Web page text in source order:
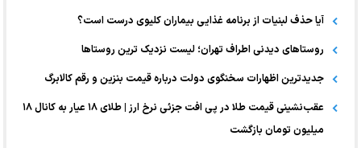
آیا حذف لبنیات از برنامه غذایی بیماران کلیوی درست است؟
روستاهای دیدنی اطراف تهران؛ لیست نزدیک ترین روستاها
جدیدترین اظهارات سخنگوی دولت درباره قیمت بنزین و رقم کالابرگ
عقب‌نشینی قیمت طلا در پی افت جزئی نرخ ارز | طلای ۱۸ عیار به کانال ۱۸
میلیون تومان بازگشت